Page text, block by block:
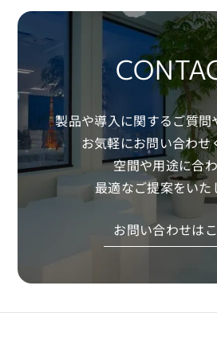
約に同意したものとみなしま
Download
製品や導入に関するご質問
お気軽にお問い合わせ
空間や用途に合
最適なご提案をいた
お問い合わせは